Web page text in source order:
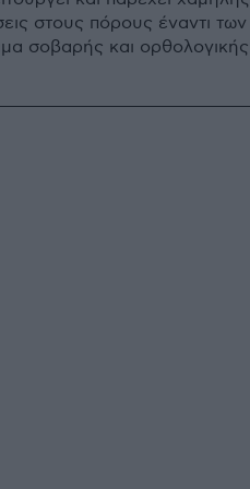
στους πόρους έναντι των
σοβαρής και ορθολογικής